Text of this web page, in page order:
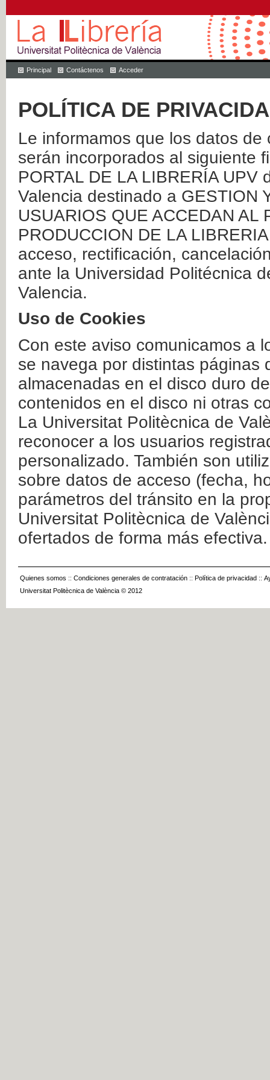
Principal Contáctenos Acceder
POLÍTICA DE
Le informamos que los datos
serán incorporados al siguiente
PORTAL DE LA LIBRERÍA
Valencia destinado a GESTION
USUARIOS QUE ACCEDAN AL
PRODUCCION DE LA
acceso, rectificación,
ante la Universidad Politécnica
Valencia.
Uso de Cookies
Con este aviso comunicamos a
se navega por distintas páginas
almacenadas en el disco duro
contenidos en el disco ni otras
La Universitat Politècnica de
reconocer a los usuarios
personalizado. También son
sobre datos de acceso (fecha,
parámetros del tránsito en la
Universitat Politècnica de
ofertados de forma más efectiva.
Quienes somos :: Condiciones generales de contratación :: Política de privacidad ::
Universitat Politècnica de València © 2012